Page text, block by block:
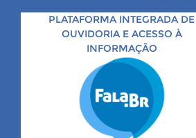
PLATAFORMA INTEGRADA DE
OUVIDORIA E ACESSO À
INFORMAÇÃO